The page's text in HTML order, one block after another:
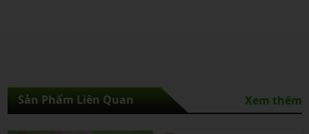
Sản Phẩm Liên Quan Xem thêm